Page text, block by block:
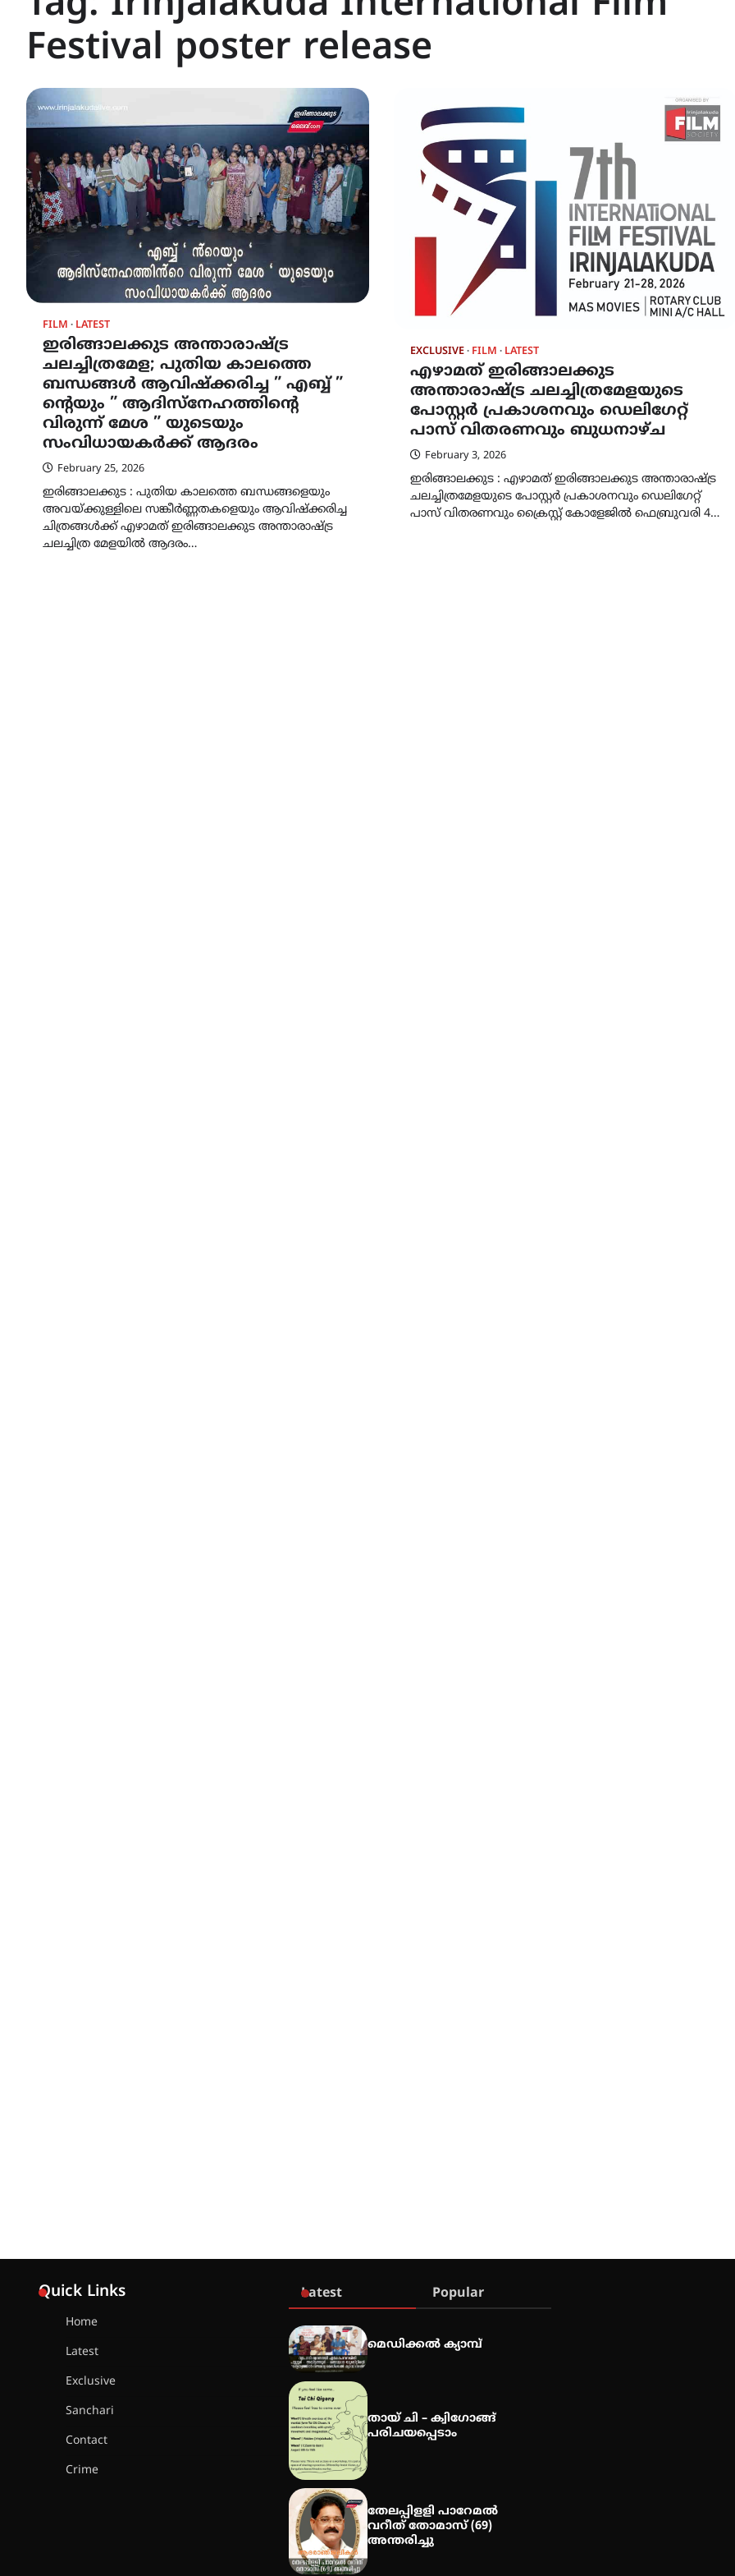
Festival poster release
FILM LATEST
ഇരിങ്ങാലക്കുട അന്താരാഷ്ട്ര
ചലച്ചിത്രമേള; പുതിയ കാലത്തെ
ബന്ധങ്ങൾ ആവിഷ്ക്കരിച്ച ” എബ്ബ് ”
ൻ്റെയും ” ആദിസ്നേഹത്തിൻ്റെ
വിരുന്ന് മേശ ” യുടെയും
സംവിധായകർക്ക് ആദരം
February 25, 2026
ഇരിങ്ങാലക്കുട : പുതിയ കാലത്തെ ബന്ധങ്ങളെയും
അവയ്ക്കുള്ളിലെ സങ്കീർണ്ണതകളെയും ആവിഷ്ക്കരിച്ച
ചിത്രങ്ങൾക്ക് എഴാമത് ഇരിങ്ങാലക്കുട അന്താരാഷ്ട്ര
ചലച്ചിത്ര മേളയിൽ ആദരം…
EXCLUSIVE FILM LATEST
എഴാമത് ഇരിങ്ങാലക്കുട
അന്താരാഷ്ട്ര ചലച്ചിത്രമേളയുടെ
പോസ്റ്റർ പ്രകാശനവും ഡെലിഗേറ്റ്
പാസ് വിതരണവും ബുധനാഴ്ച
February 3, 2026
ഇരിങ്ങാലക്കുട : എഴാമത് ഇരിങ്ങാലക്കുട അന്താരാഷ്ട്ര
ചലച്ചിത്രമേളയുടെ പോസ്റ്റർ പ്രകാശനവും ഡെലിഗേറ്റ്
പാസ് വിതരണവും ക്രൈസ്റ്റ് കോളേജിൽ ഫെബ്രുവരി 4…
Quick Links
Home
Latest
Exclusive
Sanchari
Contact
Crime
Latest Popular
മെഡിക്കൽ ക്യാമ്പ്
തായ് ചി – ക്വിഗോങ്ങ്
പരിചയപ്പെടാം
തേലപ്പിളളി പാറേമൽ
വറീത് തോമാസ് (69)
അന്തരിച്ചു